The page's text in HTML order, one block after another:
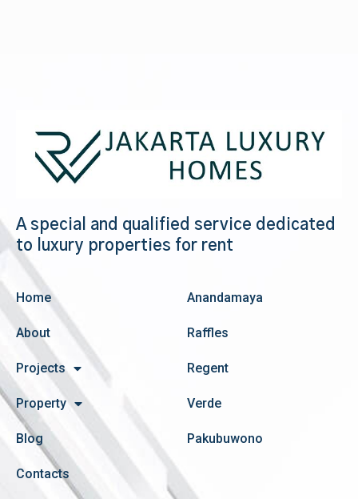
A special and qualified service dedicated
to luxury properties for rent
Home
About
Projects
Property
Blog
Contacts
Anandamaya
Raffles
Regent
Verde
Pakubuwono